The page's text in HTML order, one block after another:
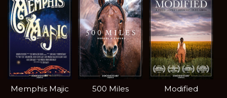
Memphis Majic 500 Miles Modified